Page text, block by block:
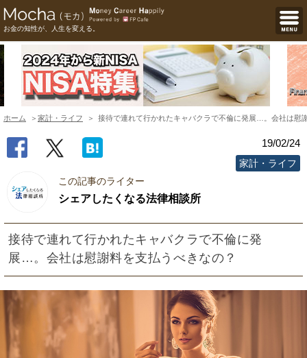
お金の知性が、人生を変える。
ホーム 家計・ライフ 接待で連れて行かれたキャバクラで不倫に発展…。会社は慰
19/02/24
家計・ライフ
この記事のライター
シェアしたくなる法律相談所
接待で連れて行かれたキャバクラで不倫に発
展…。会社は慰謝料を支払うべきなの？